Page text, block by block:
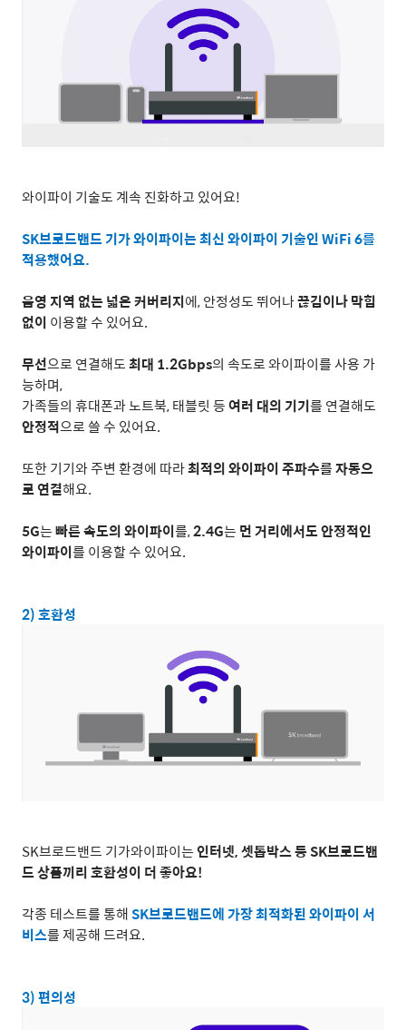
와이파이 기술도 계속 진화하고 있어요!
SK브로드밴드 기가 와이파이는 최신 와이파이 기술인WiFi 6를
적용했어요.
음영 지역 없는 넓은 커버리지에,안정성도 뛰어나끊김이나 막힘
없이 이용할 수 있어요.
무선으로 연결해도최대 1.2Gbps의 속도로 와이파이를 사용 가
능하며,
가족들의 휴대폰과 노트북,태블릿 등여러 대의 기기를 연결해도
안정적으로 쓸 수 있어요.
또한 기기와 주변 환경에 따라최적의 와이파이 주파수를 자동으
로 연결해요.
5G는빠른 속도의 와이파이를,2.4G는 먼 거리에서도 안정적인
와이파이를 이용할 수 있어요.
2)호환성
SK브로드밴드 기가와이파이는인터넷,셋톱박스 등SK브로드밴
드 상품끼리 호환성이 더 좋아요!
각종 테스트를 통해SK브로드밴드에 가장 최적화된 와이파이 서
비스를 제공해 드려요.
3)편의성